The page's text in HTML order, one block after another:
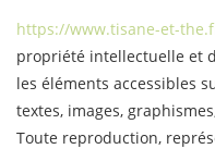
https://www.tisane-et-
propriété intellectuelle et
les éléments accessibles
textes, images,
Toute reproduction,